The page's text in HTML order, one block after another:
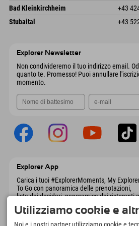
Austria
Gscheat 14
6441 Umhausen
Austria
Bad Kleinkirchheim +43
Dorfstraße 24
Stubaital +43
Explorer Newsletter
Non condivideremo il tuo indirizzo email.
quanto te. Promesso! Puoi annullare
momento.
Explorer App
Carica i tuoi #ExplorerMoments, My
To Go con panoramica delle prenotazioni,
lista dei desideri, panoramica dei ristoranti e
molto altro. Scaricalo subito!
Utilizziamo cookie e